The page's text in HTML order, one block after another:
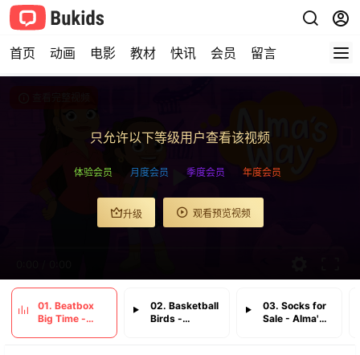
首页 动画 电影 教材 快讯 会员 留言
只允许以下等级用户查看该视频
体验会员 月度会员 季度会员 年度会员
升级 观看预览视频
01. Beatbox
Big Time -
02. Basketball
Birds -
03. Socks for
Sale - Alma's